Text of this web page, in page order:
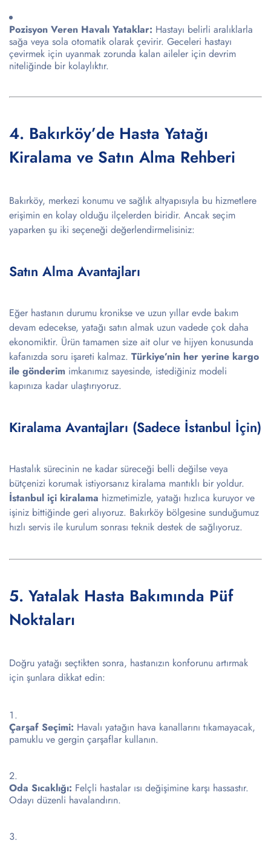
Pozisyon Veren Havalı Yataklar: Hastayı belirli aralıklarla
sağa veya sola otomatik olarak çevirir. Geceleri hastayı
çevirmek için uyanmak zorunda kalan aileler için devrim
niteliğinde bir kolaylıktır.
4. Bakırköy’de Hasta Yatağı
Kiralama ve Satın Alma Rehberi
Bakırköy, merkezi konumu ve sağlık altyapısıyla bu hizmetlere
erişimin en kolay olduğu ilçelerden biridir. Ancak seçim
yaparken şu iki seçeneği değerlendirmelisiniz:
Satın Alma Avantajları
Eğer hastanın durumu kronikse ve uzun yıllar evde bakım
devam edecekse, yatağı satın almak uzun vadede çok daha
ekonomiktir. Ürün tamamen size ait olur ve hijyen konusunda
kafanızda soru işareti kalmaz. Türkiye’nin her yerine kargo
ile gönderim imkanımız sayesinde, istediğiniz modeli
kapınıza kadar ulaştırıyoruz.
Kiralama Avantajları (Sadece İstanbul İçin)
Hastalık sürecinin ne kadar süreceği belli değilse veya
bütçenizi korumak istiyorsanız kiralama mantıklı bir yoldur.
İstanbul içi kiralama hizmetimizle, yatağı hızlıca kuruyor ve
işiniz bittiğinde geri alıyoruz. Bakırköy bölgesine sunduğumuz
hızlı servis ile kurulum sonrası teknik destek de sağlıyoruz.
5. Yatalak Hasta Bakımında Püf
Noktaları
Doğru yatağı seçtikten sonra, hastanızın konforunu artırmak
için şunlara dikkat edin:
Çarşaf Seçimi: Havalı yatağın hava kanallarını tıkamayacak,
pamuklu ve gergin çarşaflar kullanın.
Oda Sıcaklığı: Felçli hastalar ısı değişimine karşı hassastır.
Odayı düzenli havalandırın.